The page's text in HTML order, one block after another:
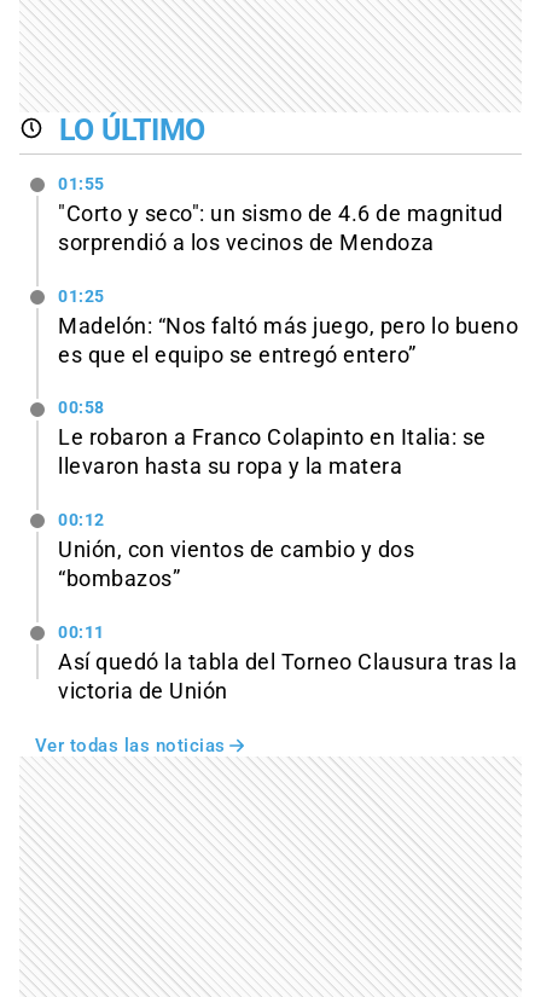
LO ÚLTIMO
01:55
"Corto y seco": un sismo de 4.6 de magnitud
sorprendió a los vecinos de Mendoza
01:25
Madelón: “Nos faltó más juego, pero lo bueno
es que el equipo se entregó entero”
00:58
Le robaron a Franco Colapinto en Italia: se
llevaron hasta su ropa y la matera
00:12
Unión, con vientos de cambio y dos
“bombazos”
00:11
Así quedó la tabla del Torneo Clausura tras la
victoria de Unión
Ver todas las noticias